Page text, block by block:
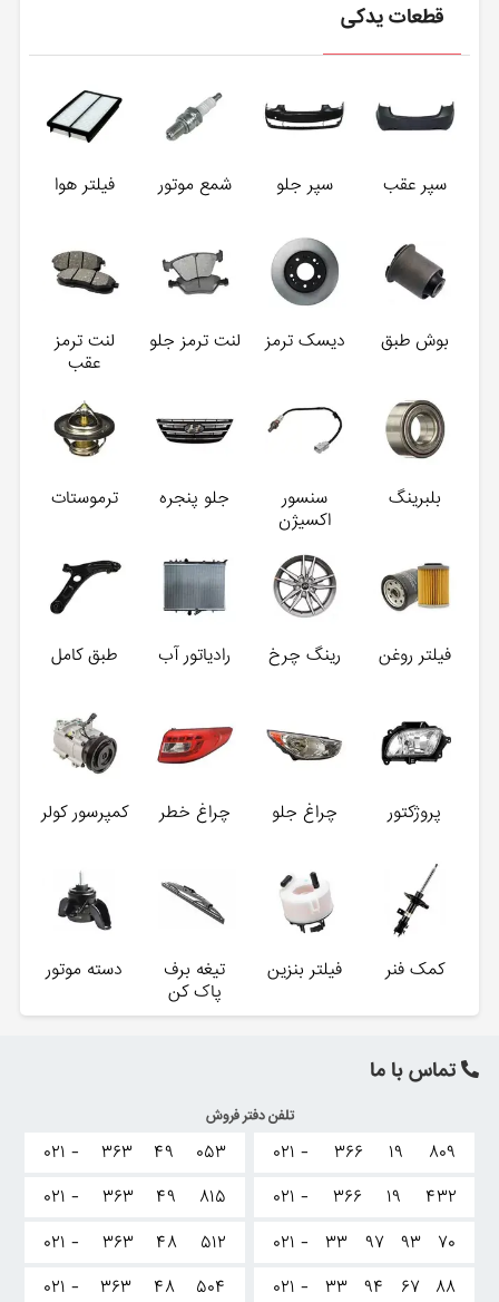
قطعات یدکی
سپر عقب سپر جلو شمع موتور فیلتر هوا
بوش طبق دیسک ترمز لنت ترمز جلو
لنت ترمز
عقب
بلبرینگ
سنسور
اکسیژن
جلو پنجره ترموستات
فیلتر روغن رینگ چرخ رادیاتور آب طبق کامل
پروژکتور چراغ جلو چراغ خطر کمپرسور کولر
کمک فنر فیلتر بنزین
تیغه برف
پاک کن
دسته موتور
تماس با ما
تلفن دفتر فروش
۰۲۱ - ۳۶۶ ۱۹
۸۰۹
۰۲۱ -
۳۶۶ ۱۹
۴۳۲
۰۲۱ -
۳۳ ۹۷ ۹۳
۷۰
۰۲۱ -
۳۳ ۹۴ ۶۷ ۸۸
۰۲۱ - ۳۶۳ ۴۹
۰۵۳
۰۲۱ -
۳۶۳ ۴۹
۸۱۵
۰۲۱ -
۳۶۳ ۴۸
۵۱۲
۰۲۱ -
۳۶۳ ۴۸ ۵۰۴